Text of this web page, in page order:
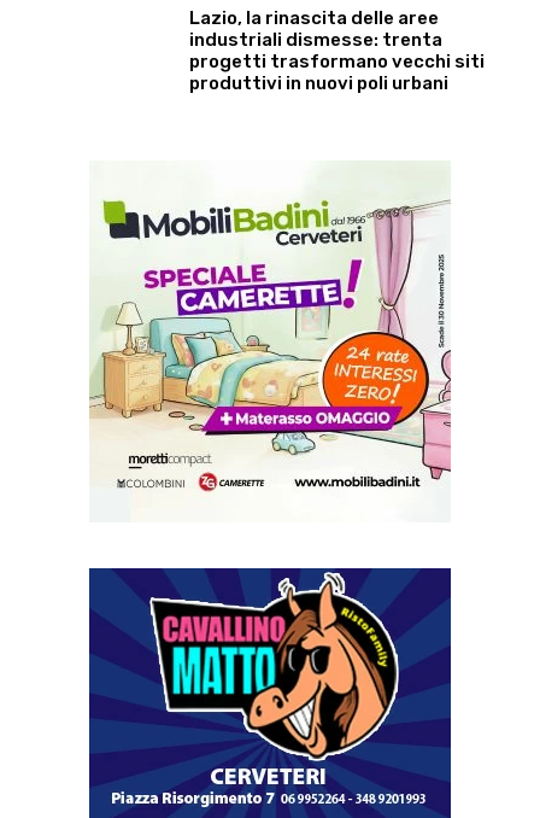
Lazio, la rinascita delle aree
industriali dismesse: trenta
progetti trasformano vecchi siti
produttivi in nuovi poli urbani